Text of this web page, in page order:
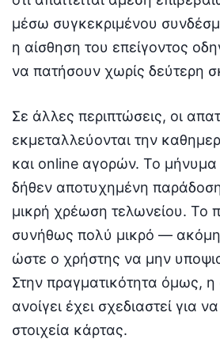
μέσω συγκεκριμένου
η αίσθηση του επείγοντος
να πατήσουν χωρίς δεύτερη
Σε άλλες περιπτώσεις, οι
εκμεταλλεύονται την
και online αγορών. Το μήνυμα
δήθεν αποτυχημένη
μικρή χρέωση τελωνείου. Το
συνήθως πολύ μικρό —
ώστε ο χρήστης να μην
Στην πραγματικότητα όμως, η
ανοίγει έχει σχεδιαστεί για
στοιχεία κάρτας.